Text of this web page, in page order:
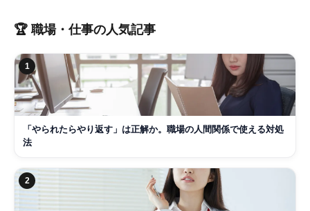
🏆 職場・仕事の人気記事
1
「やられたらやり返す」は正解か。職場の人間関係で使える対処
法
2